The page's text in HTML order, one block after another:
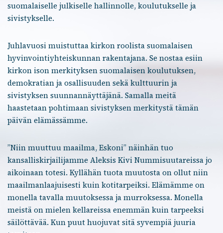
suomalaiselle julkiselle hallinnolle, koulutukselle ja
sivistykselle.
Juhlavuosi muistuttaa kirkon roolista suomalaisen
hyvinvointiyhteiskunnan rakentajana. Se nostaa esiin
kirkon ison merkityksen suomalaisen koulutuksen,
demokratian ja osallisuuden sekä kulttuurin ja
sivistyksen suunnannäyttäjänä. Samalla meitä
haastetaan pohtimaan sivistyksen merkitystä tämän
päivän elämässämme.
”Niin muuttuu maailma, Eskoni” näinhän tuo
kansalliskirjailijamme Aleksis Kivi Nummisuutareissa jo
aikoinaan totesi. Kyllähän tuota muutosta on ollut niin
maailmanlaajuisesti kuin kotitarpeiksi. Elämämme on
monella tavalla muutoksessa ja murroksessa. Monella
meistä on mielen kellareissa enemmän kuin tarpeeksi
säilöttävää. Kun puut huojuvat sitä syvempiä juuria